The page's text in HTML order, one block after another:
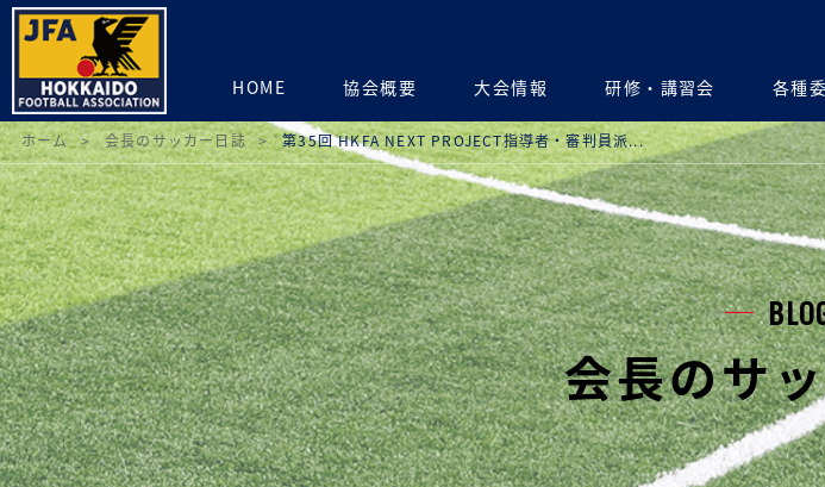
HOME 協会概要 大会情報 研修・講習会 各種
ホーム 会長のサッカー日誌 第35回 HKFA NEXT PROJECT指導者・審判員派...
会長のサ